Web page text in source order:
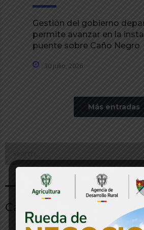
Gestión del gobierno
permite avanzar en la
puente sobre Caño Negro
30 julio, 2026
Más entradas
Categorías